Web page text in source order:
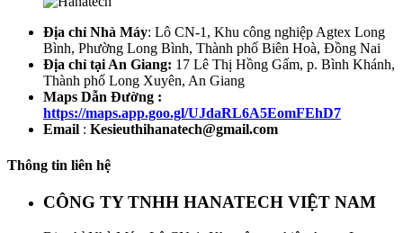
Địa chỉ Nhà Máy: Lô CN-1, Khu công nghiệp Agtex Long
Bình, Phường Long Bình, Thành phố Biên Hoà, Đồng Nai
Địa chỉ tại An Giang: 17 Lê Thị Hồng Gấm, p. Bình Khánh,
Thành phố Long Xuyên, An Giang
Maps Dẫn Đường :
https://maps.app.goo.gl/UJdaRL6A5EomFEhD7
Email : Kesieuthihanatech@gmail.com
Thông tin liên hệ
CÔNG TY TNHH HANATECH VIỆT NAM